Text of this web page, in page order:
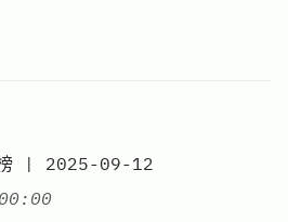
| 2025-09-12
at
00:00